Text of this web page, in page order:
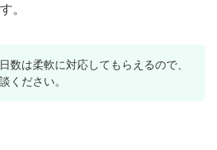
。
数は柔軟に対応してもらえるので、
ください。